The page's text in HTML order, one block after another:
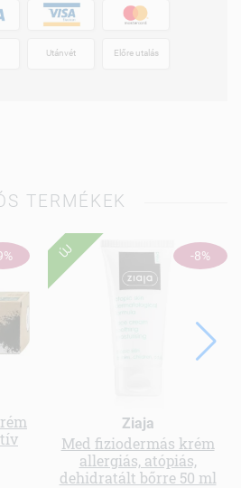
Utánvét Előre utalás
TERMÉKEK
-8%
ÚJ
Ziaja
Med fiziodermás krém
allergiás, atópiás,
dehidratált bőrre 50 ml